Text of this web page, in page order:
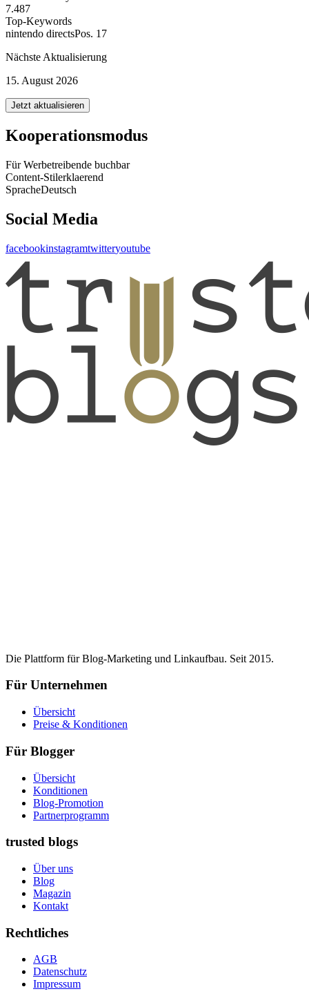
7.487
Top-Keywords
nintendo directsPos. 17
Nächste Aktualisierung
15. August 2026
Jetzt aktualisieren
Kooperationsmodus
Für Werbetreibende buchbar
Content-Stilerklaerend
SpracheDeutsch
Social Media
facebookinstagramtwitteryoutube
Die Plattform für Blog-Marketing und Linkaufbau. Seit 2015.
Für Unternehmen
Übersicht
Preise & Konditionen
Für Blogger
Übersicht
Konditionen
Blog-Promotion
Partnerprogramm
trusted blogs
Über uns
Blog
Magazin
Kontakt
Rechtliches
AGB
Datenschutz
Impressum